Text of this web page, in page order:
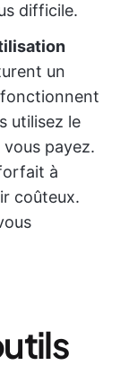
difficile.
un
utilisez le
payez.
à
coûteux.